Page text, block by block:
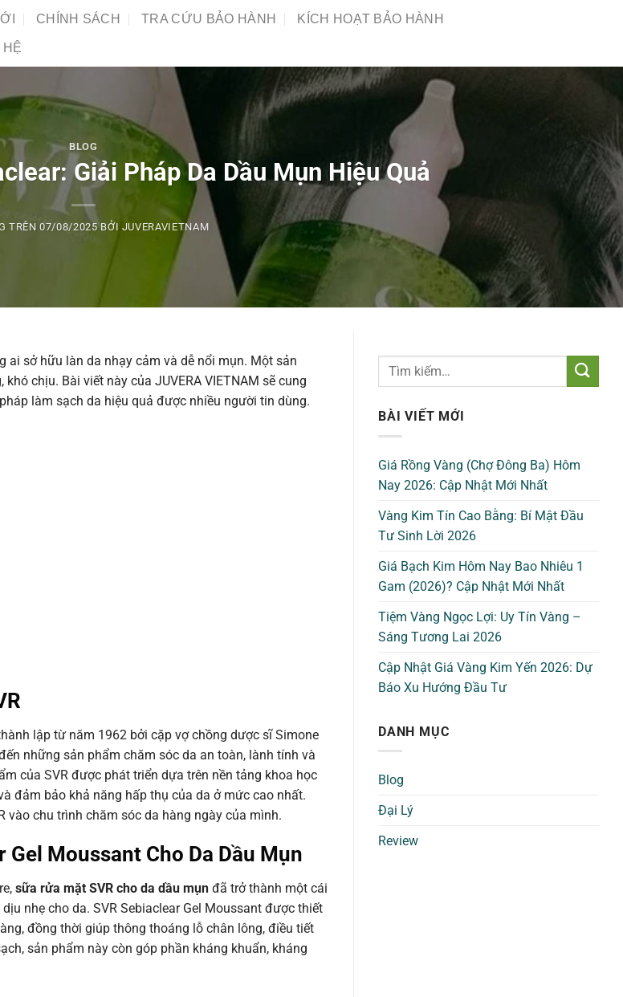
CHÍNH SÁCH TRA CỨU BẢO HÀNH KÍCH HOẠT BẢO HÀNH
HỆ
BLOG
Giải Pháp Da Dầu Mụn Hiệu Quả
TRÊN07/08/2025 BỞI JUVERAVIETNAM
ai sở hữu làn da nhạy cảm và dễ nổi mụn. Một sản
chịu. Bài viết này của JUVERA VIETNAM sẽ cung
làm sạch da hiệu quả được nhiều người tin dùng.
lập từ năm 1962 bởi cặp vợ chồng dược sĩ Simone
những sản phẩm chăm sóc da an toàn, lành tính và
của SVR được phát triển dựa trên nền tảng khoa học
đảm bảo khả năng hấp thụ của da ở mức cao nhất.
chu trình chăm sóc da hàng ngày của mình.
Moussant Cho Da Dầu Mụn
sữa rửa mặt SVR cho da dầu mụn đã trở thành một cái
nhẹ cho da. SVR Sebiaclear Gel Moussant được thiết
đồng thời giúp thông thoáng lỗ chân lông, điều tiết
sản phẩm này còn góp phần kháng khuẩn, kháng
BÀI VIẾT MỚI
Giá Rồng Vàng (Chợ Đông Ba) Hôm
Nay 2026: Cập Nhật Mới Nhất
Vàng Kim Tín Cao Bằng: Bí Mật Đầu
Tư Sinh Lời 2026
Giá Bạch Kim Hôm Nay Bao Nhiêu 1
Gam (2026)? Cập Nhật Mới Nhất
Tiệm Vàng Ngọc Lợi: Uy Tín Vàng –
Sáng Tương Lai 2026
Cập Nhật Giá Vàng Kim Yến 2026: Dự
Báo Xu Hướng Đầu Tư
DANH MỤC
Blog
Đại Lý
Review